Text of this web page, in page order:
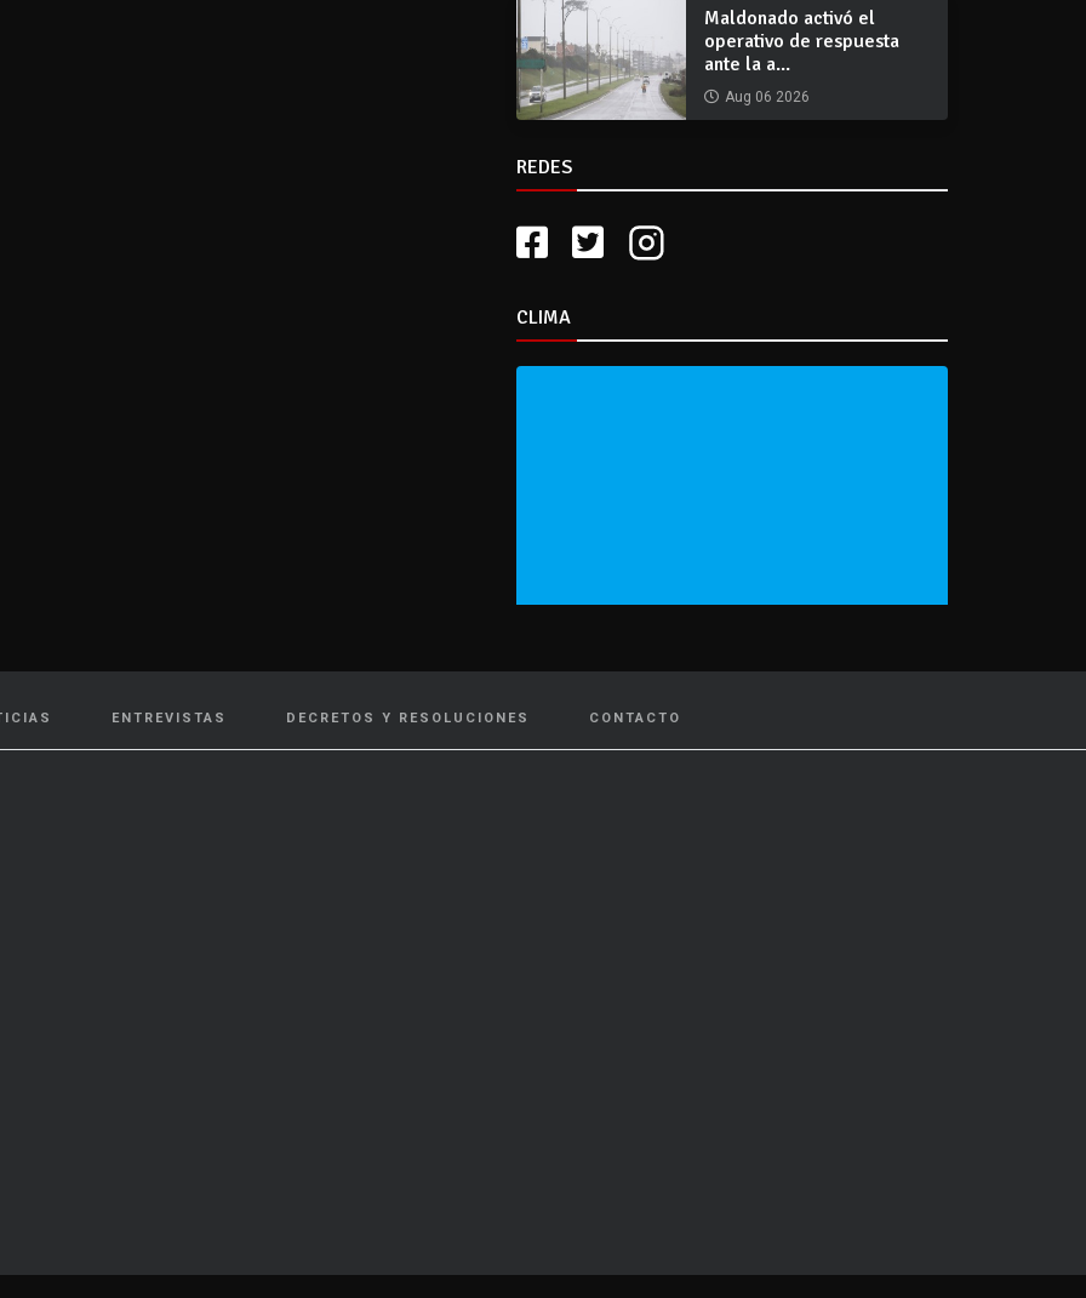
Maldonado activó el
operativo de respuesta
ante la a...
Aug 06 2026
REDES
CLIMA
ENTREVISTAS DECRETOS Y RESOLUCIONES CONTACTO